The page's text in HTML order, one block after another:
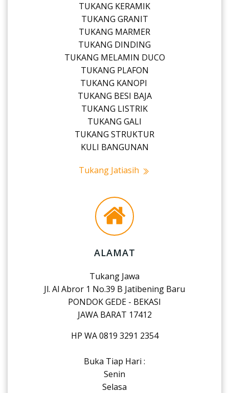
TUKANG KERAMIK
TUKANG GRANIT
TUKANG MARMER
TUKANG DINDING
TUKANG MELAMIN DUCO
TUKANG PLAFON
TUKANG KANOPI
TUKANG BESI BAJA
TUKANG LISTRIK
TUKANG GALI
TUKANG STRUKTUR
KULI BANGUNAN
Tukang Jatiasih
ALAMAT
Tukang Jawa
Jl. Al Abror 1 No.39 B Jatibening Baru
PONDOK GEDE - BEKASI
JAWA BARAT 17412
HP WA 0819 3291 2354
Buka Tiap Hari :
Senin
Selasa